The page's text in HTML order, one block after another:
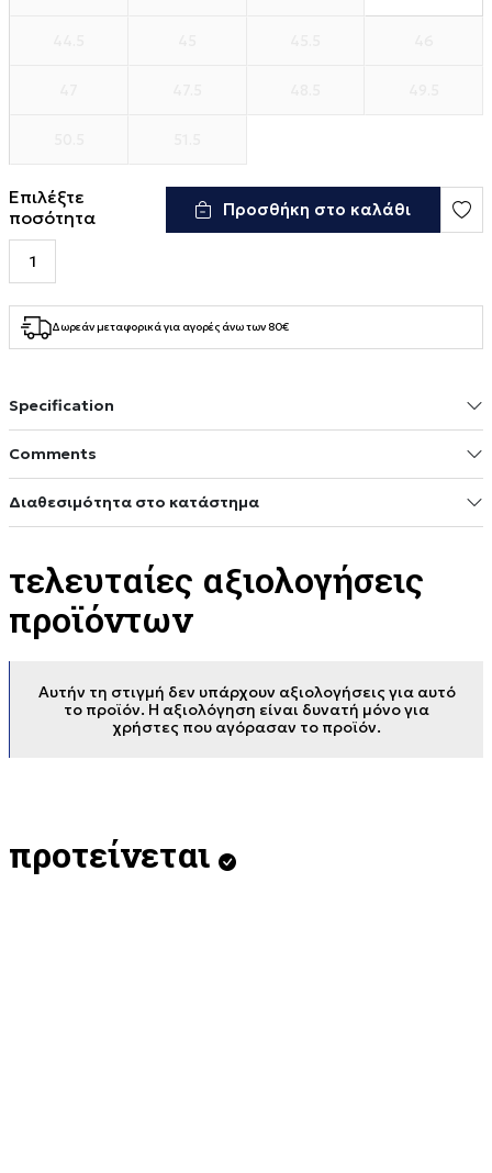
Επιλέξτε
ποσότητα
Προσθήκη στο καλάθι
Δωρεάν μεταφορικά για αγορές άνω των 80€
Specification
Comments
Διαθεσιμότητα στο κατάστημα
τελευταίες αξιολογήσεις
προϊόντων
Αυτήν τη στιγμή δεν υπάρχουν αξιολογήσεις για αυτό
το προϊόν. Η αξιολόγηση είναι δυνατή μόνο για
χρήστες που αγόρασαν το προϊόν.
προτείνεται